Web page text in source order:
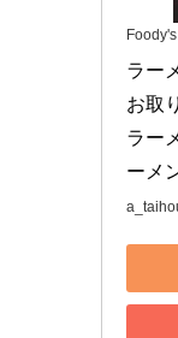
Foody's
ラー
お取
ラー
ーメ